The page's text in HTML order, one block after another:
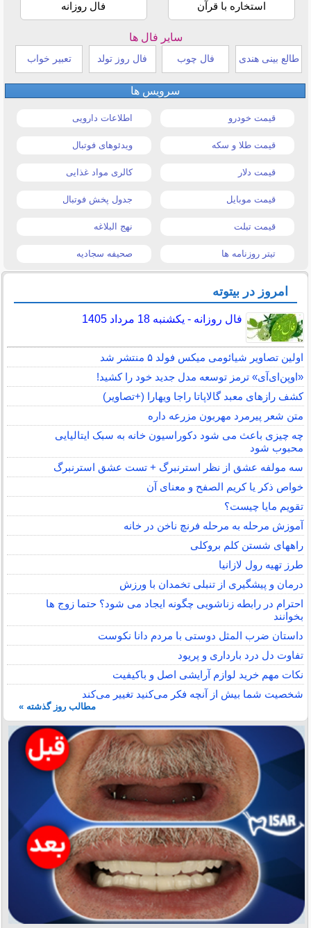
استخاره با قرآن فال روزانه
سایر فال ها
طالع بینی هندی فال چوب فال روز تولد تعبیر خواب
سرویس ها
قیمت خودرو اطلاعات دارویی
قیمت طلا و سکه ویدئوهای فوتبال
قیمت دلار کالری مواد غذایی
قیمت موبایل جدول پخش فوتبال
قیمت تبلت نهج البلاغه
تیتر روزنامه ها صحیفه سجادیه
امروز در بیتوته
فال روزانه - یکشنبه 18 مرداد 1405
اولین تصاویر شیائومی میکس فولد ۵ منتشر شد
«اوپن‌ای‌آی» ترمز توسعه مدل جدید خود را کشید!
کشف رازهای معبد گالاپاتا راجا ویهارا (+تصاویر)
متن شعر پیرمرد مهربون مزرعه داره
چه چیزی باعث می شود دکوراسیون خانه به سبک ایتالیایی
محبوب شود
سه مولفه عشق از نظر استرنبرگ + تست عشق استرنبرگ
خواص ذکر یا کریم الصفح و معنای آن
تقویم مایا چیست؟
آموزش مرحله به مرحله فرنچ ناخن در خانه
راههای شستن کلم بروکلی
طرز تهیه رول لازانیا
درمان و پیشگیری از تنبلی تخمدان با ورزش
احترام در رابطه زناشویی چگونه ایجاد می شود؟ حتما زوج ها
بخوانند
داستان ضرب المثل دوستی با مردم دانا نكوست
تفاوت دل درد بارداری و پریود
نکات مهم خرید لوازم آرایشی اصل و باکیفیت
شخصیت شما بیش از آنچه فکر می‌کنید تغییر می‌کند
مطالب روز گذشته »